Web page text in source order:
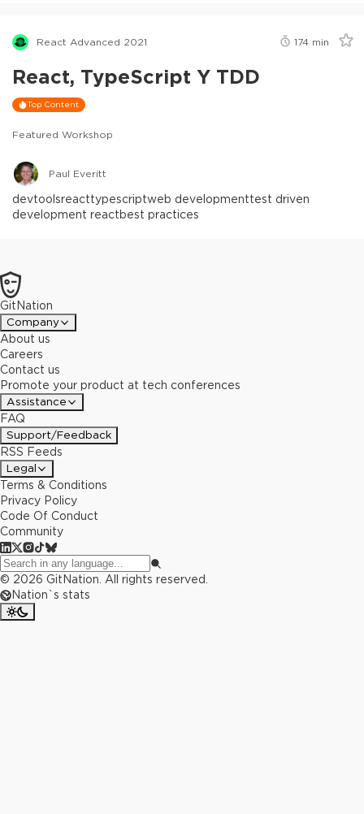
React Advanced 2021 174 min
React, TypeScript Y TDD
Top Content
Featured Workshop
Paul Everitt
devtoolsreacttypescriptweb developmenttest driven
development reactbest practices
GitNation
Company
About us
Careers
Contact us
Promote your product at tech conferences
Assistance
FAQ
Support/Feedback
RSS Feeds
Legal
Terms & Conditions
Privacy Policy
Code Of Conduct
Community
© 2026 GitNation. All rights reserved.
Nation`s stats